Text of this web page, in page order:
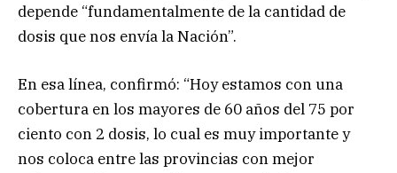
depende “fundamentalmente de la cantidad de
dosis que nos envía la Nación”.
En esa línea, confirmó: “Hoy estamos con una
cobertura en los mayores de 60 años del 75 por
ciento con 2 dosis, lo cual es muy importante y
nos coloca entre las provincias con mejor